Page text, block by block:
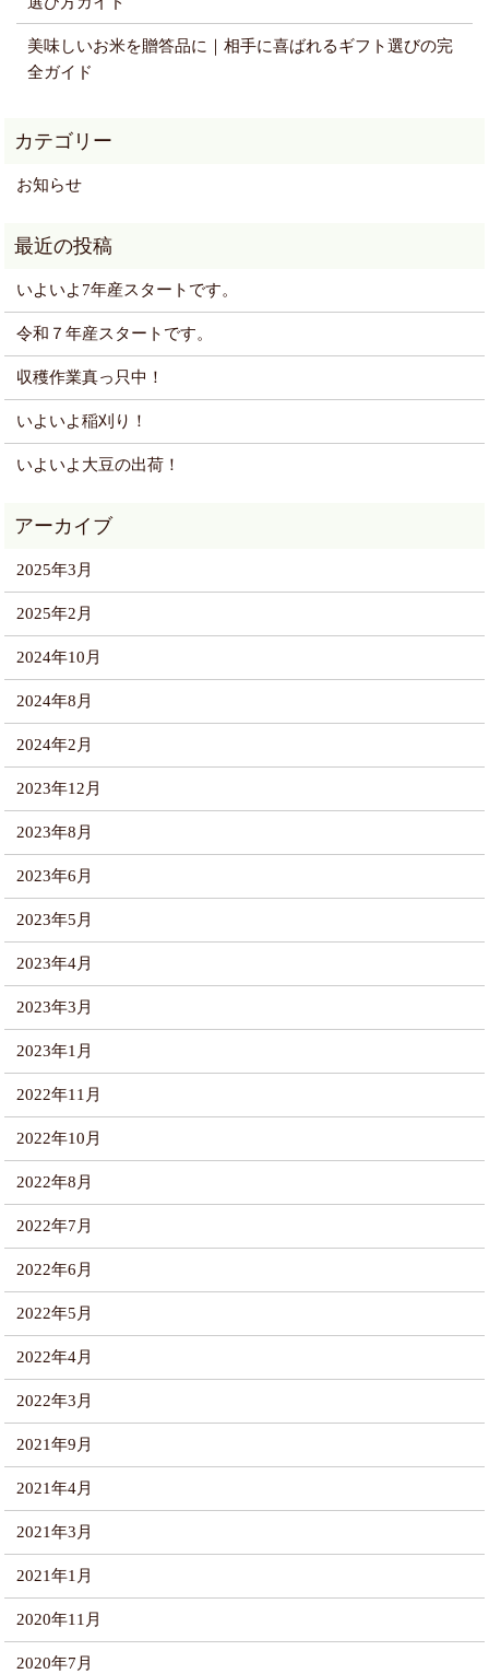
美味しいお米を贈答品に｜相手に喜ばれるギフト選びの完
全ガイド
お知らせ
いよいよ7年産スタートです。
令和７年産スタートです。
収穫作業真っ只中！
いよいよ稲刈り！
いよいよ大豆の出荷！
2025年3月
2025年2月
2024年10月
2024年8月
2024年2月
2023年12月
2023年8月
2023年6月
2023年5月
2023年4月
2023年3月
2023年1月
2022年11月
2022年10月
2022年8月
2022年7月
2022年6月
2022年5月
2022年4月
2022年3月
2021年9月
2021年4月
2021年3月
2021年1月
2020年11月
2020年7月